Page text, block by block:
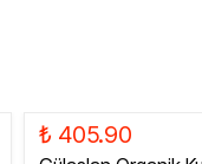
₺ 405.90